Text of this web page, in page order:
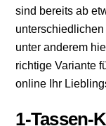
sind bereits ab
unter anderem
richtige Variante
online Ihr
1-Tassen-